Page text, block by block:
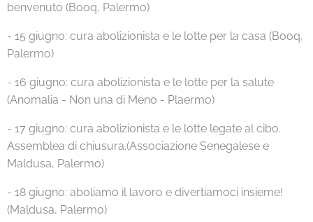
benvenuto (Booq, Palermo)
- 15 giugno: cura abolizionista e le lotte per la casa (Booq,
Palermo)
- 16 giugno: cura abolizionista e le lotte per la salute
(Anomalia - Non una di Meno - Plaermo)
- 17 giugno: cura abolizionista e le lotte legate al cibo.
Assemblea di chiusura.(Associazione Senegalese e
Maldusa, Palermo)
- 18 giugno: aboliamo il lavoro e divertiamoci insieme!
(Maldusa, Palermo)